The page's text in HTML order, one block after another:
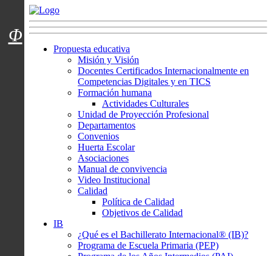
Menú usuarios
Propuesta educativa
Misión y Visión
Docentes Certificados Internacionalmente en
Competencias Digitales y en TICS
Formación humana
Actividades Culturales
Unidad de Proyección Profesional
Departamentos
Convenios
Huerta Escolar
Asociaciones
Manual de convivencia
Video Institucional
Calidad
Política de Calidad
Objetivos de Calidad
IB
¿Qué es el Bachillerato Internacional® (IB)?
Programa de Escuela Primaria (PEP)
Φ